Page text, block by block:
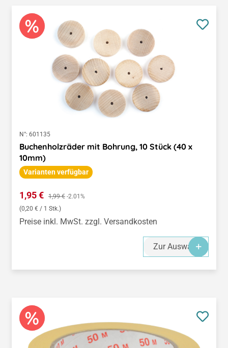
N°: 601135
Buchenholzräder mit Bohrung, 10 Stück (40 x
10mm)
Varianten verfügbar
Verkaufspreis:
1,95 € Regulärer Preis:
1,99 € -2.01%
(0,20 € / 1 Stk.)
Preise inkl. MwSt. zzgl. Versandkosten
Zur Auswahl